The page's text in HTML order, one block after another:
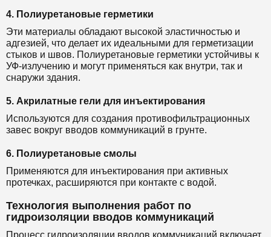
4. Полиуретановые герметики
Эти материалы обладают высокой эластичностью и
адгезией, что делает их идеальными для герметизации
стыков и швов. Полиуретановые герметики устойчивы к
УФ-излучению и могут применяться как внутри, так и
снаружи здания.
5. Акрилатные гели для инъектирования
Используются для создания противофильтрационных
завес вокруг вводов коммуникаций в грунте.
6. Полиуретановые смолы
Применяются для инъектирования при активных
протечках, расширяются при контакте с водой.
Технология выполнения работ по
гидроизоляции вводов коммуникаций
Процесс гидроизоляции вводов коммуникаций включает